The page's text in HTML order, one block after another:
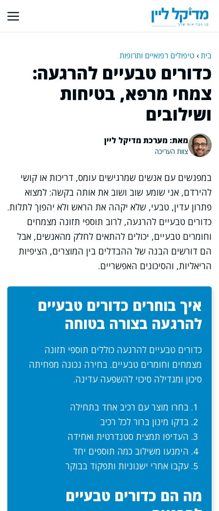
לתוכן
בית› טיפולים רפואיים ותרופות
כדורים טבעיים להרגעה:
צמחי מרפא, בטיחות
ושילובים
מאת: מערכת מדיקל ליין
צוות העריכה
במפגשים עם אנשים שמרגישים עומס, דריכות או קושי
להירדם, אני שומע שוב ושוב את אותה בקשה: למצוא
פתרון עדין, טבעי, שלא יקהה את הראש ולא יהפוך לתלות.
כדורים טבעיים להרגעה, לרוב תוספי תזונה מצמחים
וחומרים טבעיים, יכולים להתאים לחלק מהאנשים, אבל
הם דורשים הבנה של ההבדלים בין המוצרים, הציפיות
הריאליות, והסיכונים האפשריים.
איך בוחרים כדורים טבעיים
להרגעה בצורה בטוחה
כדורים טבעיים להרגעה כוללים תוספי תזונה
מצמחים וחומרים טבעיים. בחירה נכונה מפחיתה
סיכון ומגדילה סיכוי להשפעה עדינה.
בחרו מוצר עם רכיב אחד בתחילה
בדקו מינון ברור לכל רכיב
העדיפו תמצית סטנדרטית ואחידה
הימנעו משילוב כמה תוספים יחד
עקבו אחרי ישנוניות ותפקוד בבוקר
מה הם כדורים טבעיים